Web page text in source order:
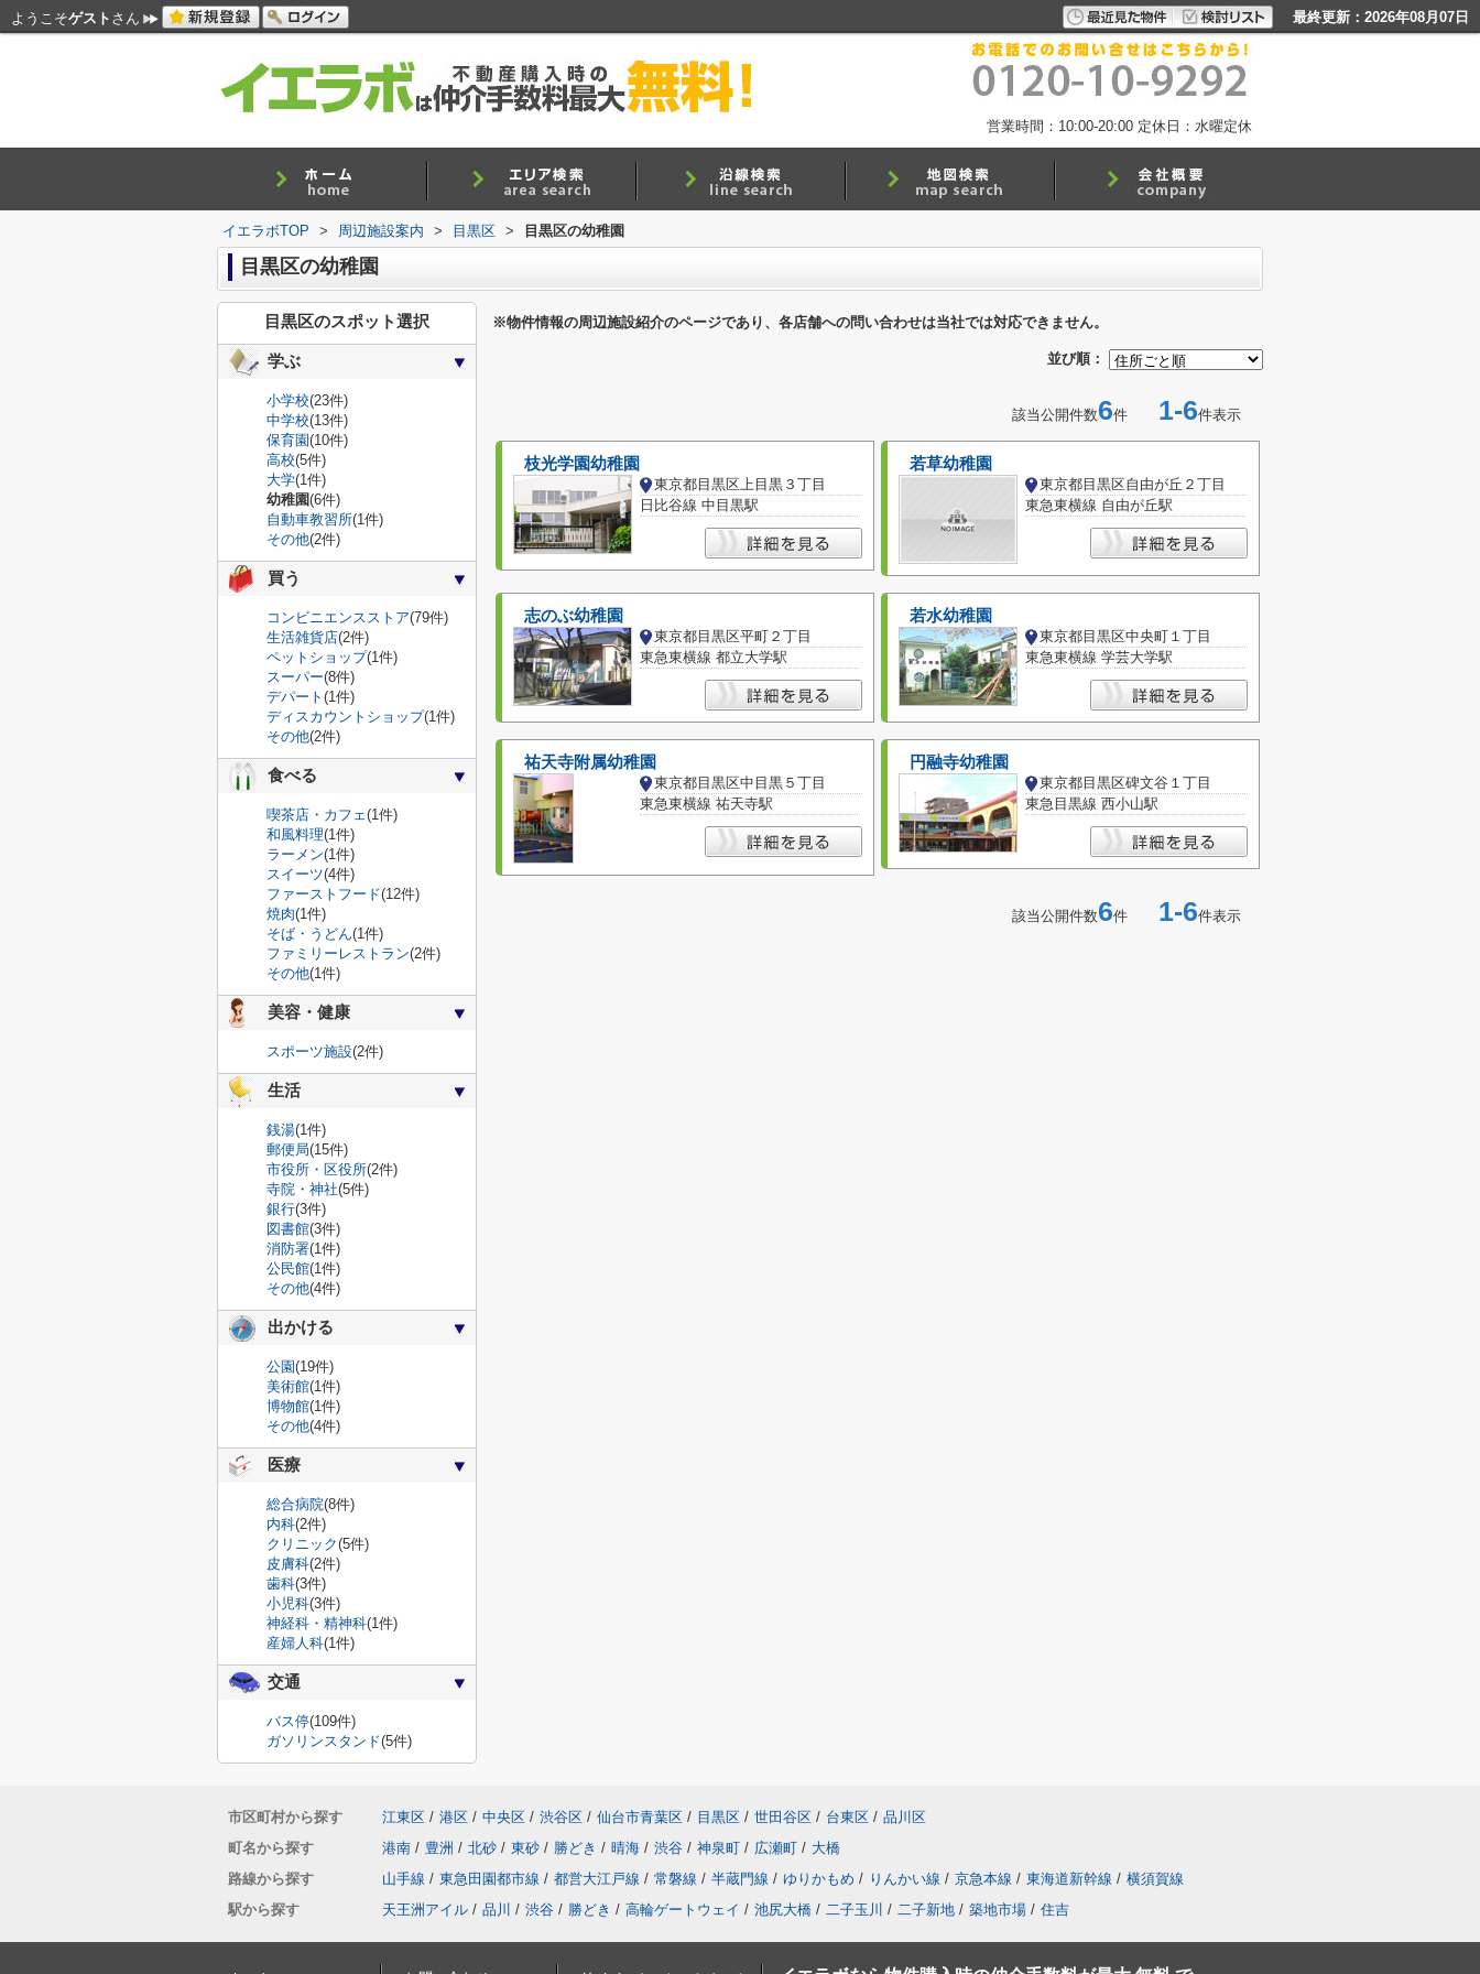
ようこそゲスト さん 最終更新：2026年08月07日
営業時間：10:00-20:00 定休日：水曜定休
イエラボTOP > 周辺施設案内 > 目黒区 > 目黒区の幼稚園
目黒区の幼稚園
※物件情報の周辺施設紹介のページであり、各店舗への問い合わせは当社では対応できません。
並び順：
該当公開件数6件 1-6件表示
枝光学園幼稚園
東京都目黒区上目黒３丁目
日比谷線 中目黒駅
若草幼稚園
東京都目黒区自由が丘２丁目
東急東横線 自由が丘駅
志のぶ幼稚園
東京都目黒区平町２丁目
東急東横線 都立大学駅
若水幼稚園
東京都目黒区中央町１丁目
東急東横線 学芸大学駅
祐天寺附属幼稚園
東京都目黒区中目黒５丁目
東急東横線 祐天寺駅
円融寺幼稚園
東京都目黒区碑文谷１丁目
東急目黒線 西小山駅
該当公開件数6件 1-6件表示
目黒区のスポット選択
学ぶ
小学校(23件)
中学校(13件)
保育園(10件)
高校(5件)
大学(1件)
幼稚園(6件)
自動車教習所(1件)
その他(2件)
買う
コンビニエンスストア(79件)
生活雑貨店(2件)
ペットショップ(1件)
スーパー(8件)
デパート (1件)
ディスカウントショップ(1件)
その他(2件)
食べる
喫茶店・カフェ(1件)
和風料理(1件)
ラーメン(1件)
スイーツ(4件)
ファーストフード(12件)
焼肉(1件)
そば・うどん(1件)
ファミリーレストラン(2件)
その他(1件)
美容・健康
スポーツ施設(2件)
生活
銭湯(1件)
郵便局(15件)
市役所・区役所(2件)
寺院・神社(5件)
銀行(3件)
図書館(3件)
消防署(1件)
公民館(1件)
その他(4件)
出かける
公園(19件)
美術館(1件)
博物館(1件)
その他(4件)
医療
総合病院(8件)
内科(2件)
クリニック(5件)
皮膚科(2件)
歯科(3件)
小児科(3件)
神経科・精神科(1件)
産婦人科(1件)
交通
バス停(109件)
ガソリンスタンド(5件)
市区町村から探す 江東区 / 港区 / 中央区 / 渋谷区 / 仙台市青葉区 / 目黒区 / 世田谷区 / 台東区 / 品川区
町名から探す
港南 / 豊洲 / 北砂 / 東砂 / 勝どき / 晴海 / 渋谷 / 神泉町 / 広瀬町 / 大橋
路線から探す
山手線 / 東急田園都市線 / 都営大江戸線 / 常磐線 / 半蔵門線 / ゆりかもめ / りんかい線 / 京急本線 / 東海道新幹線 / 横須賀線
駅から探す
天王洲アイル / 品川 / 渋谷 / 勝どき / 高輪ゲートウェイ / 池尻大橋 / 二子玉川 / 二子新地 / 築地市場 / 住吉